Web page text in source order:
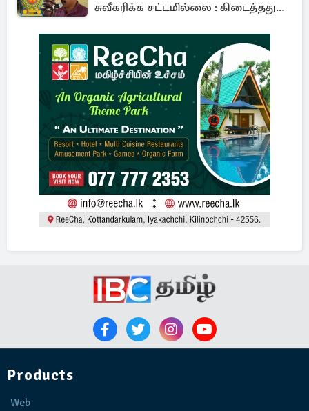
சுவீகரிக்க சட்டமில்லை : கிடைத்தது
Products
Web